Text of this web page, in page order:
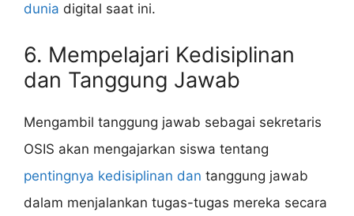
dunia digital saat ini.
6. Mempelajari Kedisiplinan
dan Tanggung Jawab
Mengambil tanggung jawab sebagai sekretaris
OSIS akan mengajarkan siswa tentang
pentingnya kedisiplinan dan tanggung jawab
dalam menjalankan tugas-tugas mereka secara